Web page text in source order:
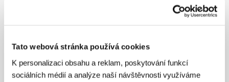
Tato webová stránka používá cookies
K personalizaci obsahu a reklam, poskytování funkcí
sociálních médií a analýze naší návštěvnosti využíváme
absolvovala katedru režie na FAMU. V roce 2013
, za který získala
příbuzní
(2015) a Proces(2015). Černý dort
rámci Famufestu 2016 cenu za nejlepší film a cenu
za režii. Připravuje celovečerní dokumentThe Sound
Is Innocent.